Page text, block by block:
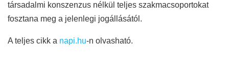
társadalmi konszenzus nélkül teljes szakmacsoportokat
fosztana meg a jelenlegi jogállásától.
A teljes cikk a napi.hu-n olvasható.